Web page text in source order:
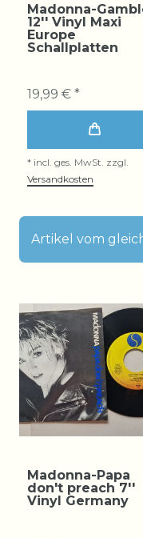
Madonna-
12'' Vinyl Maxi
Europe
Schallplatten
19,99 € *
* incl. ges. MwSt. zzgl.
Versandkosten
Artikel vom
Madonna-Papa
don't preach 7''
Vinyl Germany